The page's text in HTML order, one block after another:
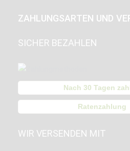
ZAHLUNGSARTEN UND
SICHER BEZAHLEN
Nach 30 Tagen
Ratenzahlung
WIR VERSENDEN MIT